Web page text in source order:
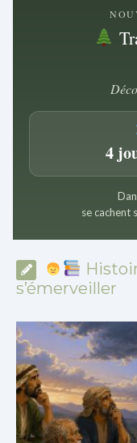
4
se cachent
s’émerveiller